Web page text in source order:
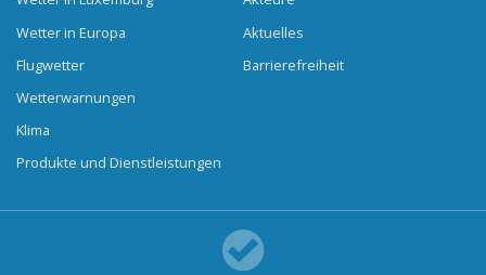
Wetter in Europa
Flugwetter
Wetterwarnungen
Klima
Produkte und Dienstleistungen
Aktuelles
Barrierefreiheit